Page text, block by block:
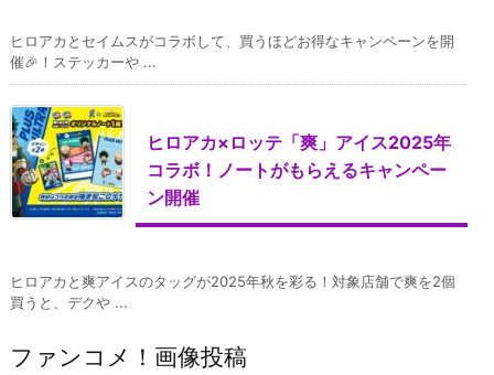
ヒロアカとセイムスがコラボして、買うほどお得なキャンペーンを開
催🎉！ステッカーや ...
ヒロアカ×ロッテ「爽」アイス2025年
コラボ！ノートがもらえるキャンペー
ン開催
ヒロアカと爽アイスのタッグが2025年秋を彩る！対象店舗で爽を2個
買うと、デクや ...
ファンコメ！画像投稿